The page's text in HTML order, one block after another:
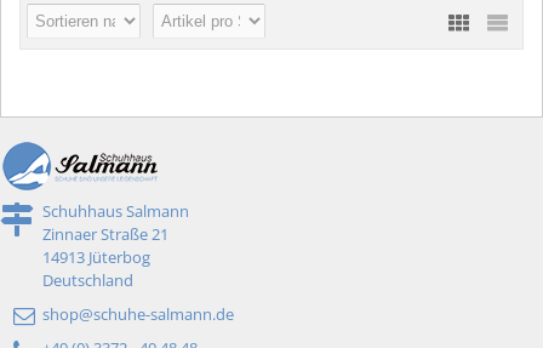
Schuhhaus Salmann
Zinnaer Straße 21
14913 Jüterbog
Deutschland
shop@schuhe-salmann.de